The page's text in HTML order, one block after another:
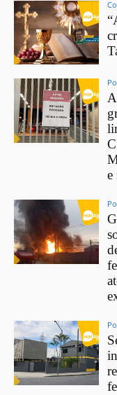
e